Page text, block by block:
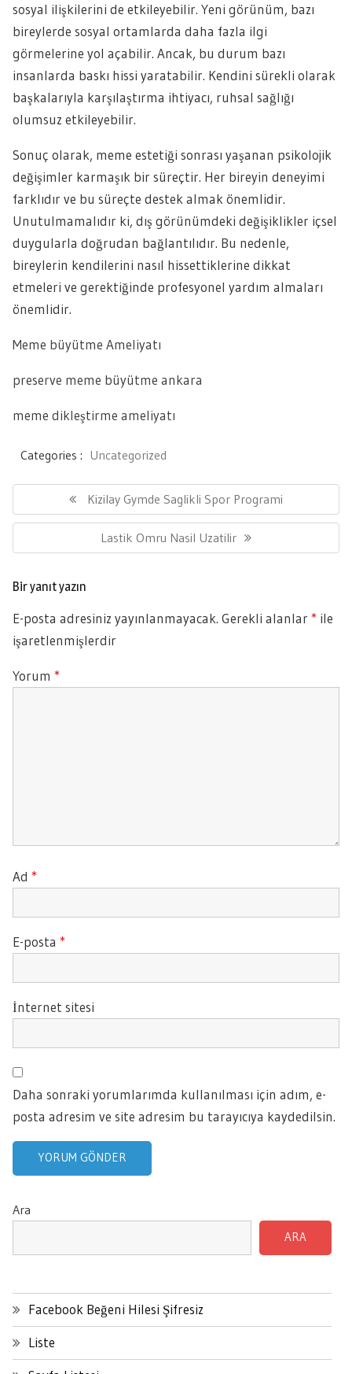
sosyal ilişkilerini de etkileyebilir. Yeni görünüm, bazı
bireylerde sosyal ortamlarda daha fazla ilgi
görmelerine yol açabilir. Ancak, bu durum bazı
insanlarda baskı hissi yaratabilir. Kendini sürekli olarak
başkalarıyla karşılaştırma ihtiyacı, ruhsal sağlığı
olumsuz etkileyebilir.
Sonuç olarak, meme estetiği sonrası yaşanan psikolojik
değişimler karmaşık bir süreçtir. Her bireyin deneyimi
farklıdır ve bu süreçte destek almak önemlidir.
Unutulmamalıdır ki, dış görünümdeki değişiklikler içsel
duygularla doğrudan bağlantılıdır. Bu nedenle,
bireylerin kendilerini nasıl hissettiklerine dikkat
etmeleri ve gerektiğinde profesyonel yardım almaları
önemlidir.
Meme büyütme Ameliyatı
preserve meme büyütme ankara
meme dikleştirme ameliyatı
Categories : Uncategorized
gezinmesi
Previous
Post:
Kizilay Gymde Saglikli Spor Programi
Next
Post:
Lastik Omru Nasil Uzatilir
Bir yanıt yazın
E-posta adresiniz yayınlanmayacak. Gerekli alanlar * ile
işaretlenmişlerdir
Yorum *
Ad *
E-posta *
İnternet sitesi
Daha sonraki yorumlarımda kullanılması için adım, e-
posta adresim ve site adresim bu tarayıcıya kaydedilsin.
Ara
ARA
Facebook Beğeni Hilesi Şifresiz
Liste